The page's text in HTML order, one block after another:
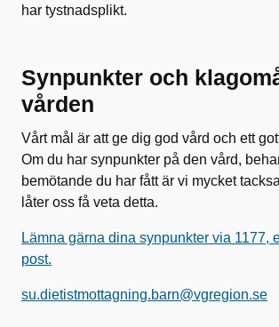
har tystnadsplikt.
Synpunkter och
vården
Vårt mål är att ge dig god vård och ett
Om du har synpunkter på den vård,
bemötande du har fått är vi mycket
låter oss få veta detta.
Lämna gärna dina synpunkter via 1177,
post.
su.dietistmottagning.barn@vgregion.se